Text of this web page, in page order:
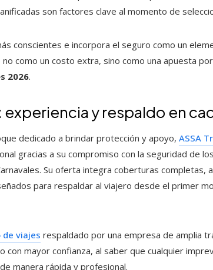
son factores clave al momento de
conscientes e incorpora el seguro como un
como un costo extra, sino como una apuesta
2026.
experiencia y respaldo en
dedicado a brindar protección y apoyo, ASSA
gracias a su compromiso con la seguridad de
Su oferta integra coberturas completas,
para respaldar al viajero desde el primer
de viajes respaldado por una empresa de amplia
con mayor confianza, al saber que cualquier
manera rápida y profesional.